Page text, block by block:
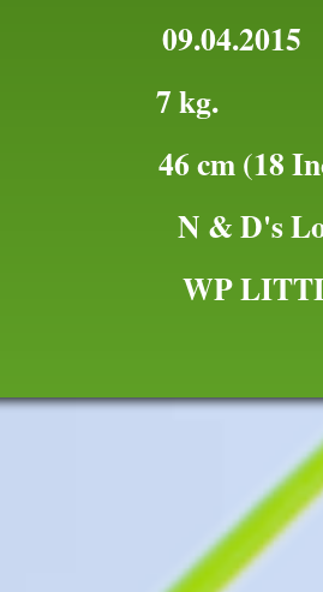
09.04.2015
7 kg.
46 cm (18
D's